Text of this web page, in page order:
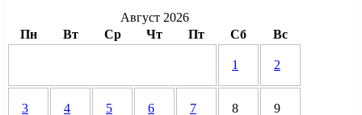
Август 2026
Пн
Вт Ср Чт Пт Сб Вс
1 2
3 4 5 6 7 8 9